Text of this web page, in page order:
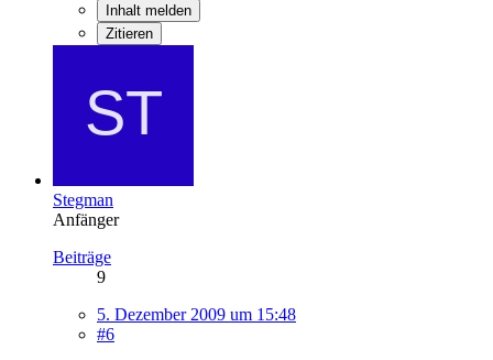
Inhalt melden
Zitieren
Stegman
Anfänger
Beiträge
9
5. Dezember 2009 um 15:48
#6